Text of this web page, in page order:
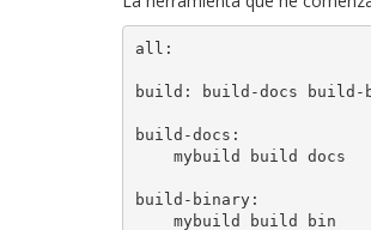
all:
build: build-docs build-
build-docs:
build-binary: